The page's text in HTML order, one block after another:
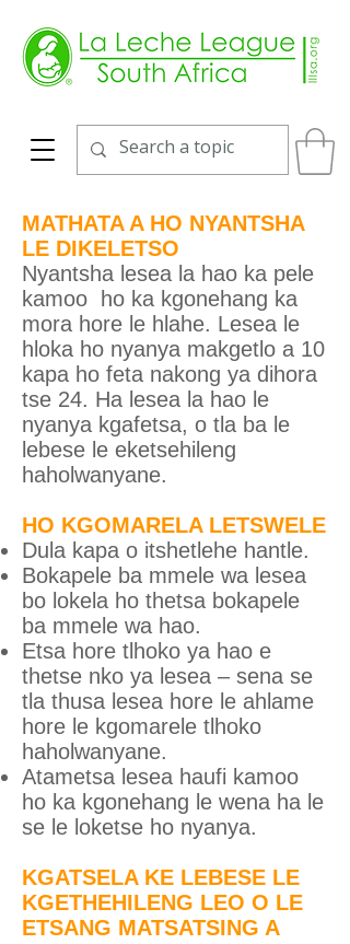
MATHATA A HO NYANTSHA
LE DIKELETSO
Nyantsha lesea la hao ka pele
kamoo ho ka kgonehang ka
mora hore le hlahe. Lesea le
hloka ho nyanya makgetlo a 10
kapa ho feta nakong ya dihora
tse 24. Ha lesea la hao le
nyanya kgafetsa, o tla ba le
lebese le eketsehileng
haholwanyane.
HO KGOMARELA LETSWELE
Dula kapa o itshetlehe hantle.
Bokapele ba mmele wa lesea
bo lokela ho thetsa bokapele
ba mmele wa hao.
Etsa hore tlhoko ya hao e
thetse nko ya lesea – sena se
tla thusa lesea hore le ahlame
hore le kgomarele tlhoko
haholwanyane.
Atametsa lesea haufi kamoo
ho ka kgonehang le wena ha le
se le loketse ho nyanya.
KGATSELA KE LEBESE LE
KGETHEHILENG LEO O LE
ETSANG MATSATSING A